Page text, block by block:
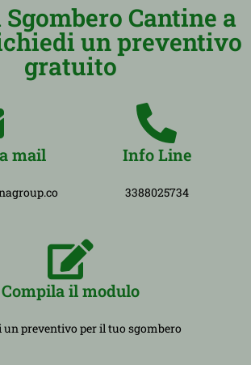
Cantine a
un preventivo
gratuito
mail Info Line
3388025734
Compila il modulo
un preventivo per il tuo sgombero